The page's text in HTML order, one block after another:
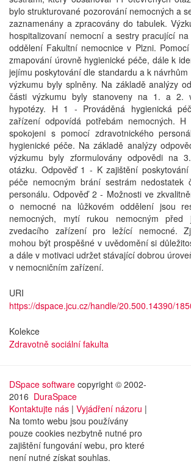
bylo strukturované pozorování nemocných a
zaznamenány a zpracovány do tabulek.
hospitalizovaní nemocní a sestry pracující na
oddělení Fakultní nemocnice v Plzni.
zmapování úrovně hygienické péče, dále k
jejímu poskytování dle standardu a k
výzkumu byly splněny. Na základě analýzy
části výzkumu byly stanoveny na 1. a 2.
hypotézy. H 1 - Prováděná hygienická
zařízení odpovídá potřebám nemocných.
spokojeni s pomocí zdravotnického
hygienické péče. Na základě analýzy
výzkumu byly zformulovány odpovědi na
otázku. Odpověď 1 - K zajištění
péče nemocným brání sestrám nedostatek
personálu. Odpověď 2 - Možnosti ve
o nemocné na lůžkovém oddělení jsou
nemocných, mytí rukou nemocným
zvedacího zařízení pro ležící nemocné.
mohou být prospěšné v uvědomění si
a dále v motivaci udržet stávající dobrou
v nemocničním zařízení.
URI
https://dspace.jcu.cz/handle/20.500.14390/
Kolekce
Zdravotně sociální fakulta
DSpace software copyright © 2002-
2016 DuraSpace
Kontaktujte nás | Vyjádření názoru |
Na tomto webu jsou používány
pouze cookies nezbytně nutné pro
zajištění fungování webu, pro které
není nutné získat souhlas.